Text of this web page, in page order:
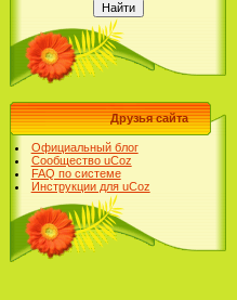
Друзья сайта
Официальный блог
Сообщество uCoz
FAQ по системе
Инструкции для uCoz